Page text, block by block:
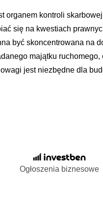
organem kontroli
się na kwestiach
być skoncentrowana na
majątku ruchomego,
jest niezbędne dla
Ogłoszenia biznesowe